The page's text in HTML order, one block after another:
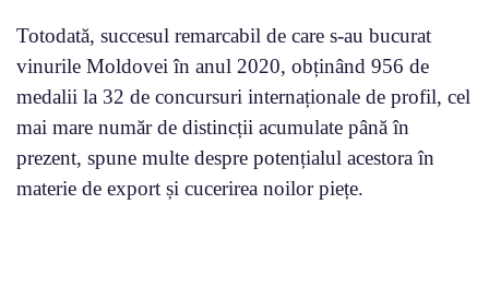
Totodată, succesul remarcabil de care s-au bucurat
vinurile Moldovei în anul 2020, obținând 956 de
medalii la 32 de concursuri internaționale de profil, cel
mai mare număr de distincții acumulate până în
prezent, spune multe despre potențialul acestora în
materie de export și cucerirea noilor piețe.